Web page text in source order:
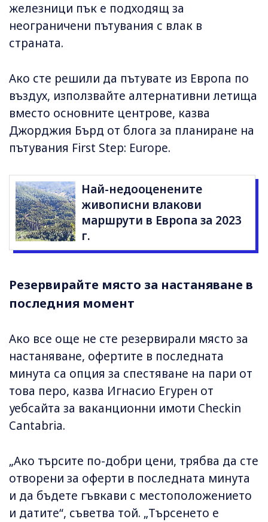
железници пък е подходящ за
неограничени пътувания с влак в
страната.
Ако сте решили да пътувате из Европа по
въздух, използвайте алтернативни летища
вместо основните центрове, казва
Джорджия Бърд от блога за планиране на
пътувания First Step: Europe.
Най-недооценените
живописни влакови
маршрути в Европа за 2023
г.
Резервирайте място за настаняване в
последния момент
Ако все още не сте резервирали място за
настаняване, офертите в последната
минута са опция за спестяване на пари от
това перо, казва Игнасио Егурен от
уебсайта за ваканционни имоти Checkin
Cantabria.
„Ако търсите по-добри цени, трябва да сте
отворени за оферти в последната минута
и да бъдете гъвкави с местоположението
и датите“, съветва той. „Търсенето е